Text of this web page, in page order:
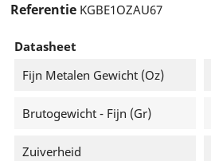
Referentie KGBE1OZAU67
Datasheet
Fijn Metalen Gewicht (oz)
Brutogewicht - Fijn (gr)
Zuiverheid